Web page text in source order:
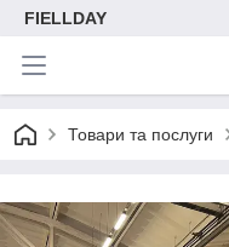
FIELLDAY
Товари та послуги